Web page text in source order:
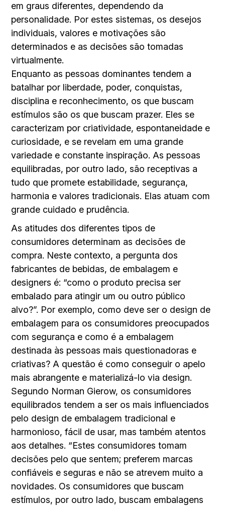
em graus diferentes, dependendo da
personalidade. Por estes sistemas, os desejos
individuais, valores e motivações são
determinados e as decisões são tomadas
virtualmente.
Enquanto as pessoas dominantes tendem a
batalhar por liberdade, poder, conquistas,
disciplina e reconhecimento, os que buscam
estímulos são os que buscam prazer. Eles se
caracterizam por criatividade, espontaneidade e
curiosidade, e se revelam em uma grande
variedade e constante inspiração. As pessoas
equilibradas, por outro lado, são receptivas a
tudo que promete estabilidade, segurança,
harmonia e valores tradicionais. Elas atuam com
grande cuidado e prudência.
As atitudes dos diferentes tipos de
consumidores determinam as decisões de
compra. Neste contexto, a pergunta dos
fabricantes de bebidas, de embalagem e
designers é: “como o produto precisa ser
embalado para atingir um ou outro público
alvo?”. Por exemplo, como deve ser o design de
embalagem para os consumidores preocupados
com segurança e como é a embalagem
destinada às pessoas mais questionadoras e
criativas? A questão é como conseguir o apelo
mais abrangente e materializá-lo via design.
Segundo Norman Gierow, os consumidores
equilibrados tendem a ser os mais influenciados
pelo design de embalagem tradicional e
harmonioso, fácil de usar, mas também atentos
aos detalhes. “Estes consumidores tomam
decisões pelo que sentem; preferem marcas
confiáveis e seguras e não se atrevem muito a
novidades. Os consumidores que buscam
estímulos, por outro lado, buscam embalagens